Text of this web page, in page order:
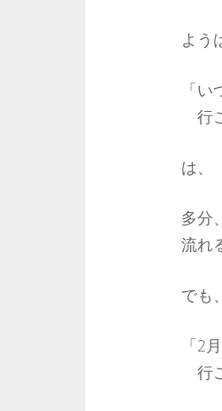
よう
「
行
は、
多分
流れ
でも、
「2
行